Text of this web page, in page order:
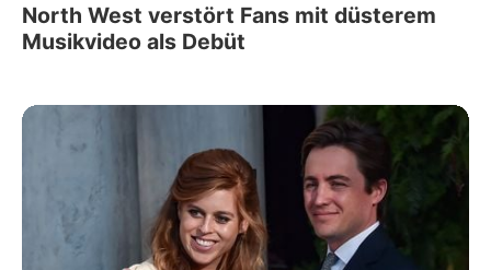
North West verstört Fans mit düsterem
Musikvideo als Debüt